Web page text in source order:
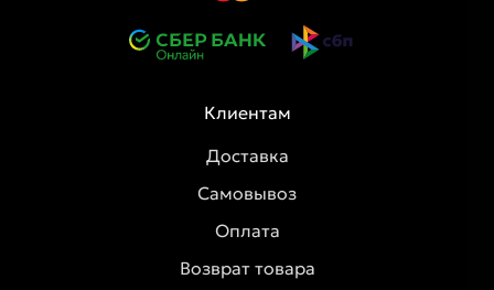
Клиентам
Доставка
Самовывоз
Оплата
Возврат товара